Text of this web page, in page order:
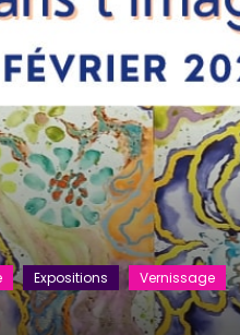
Expositions Vernissage